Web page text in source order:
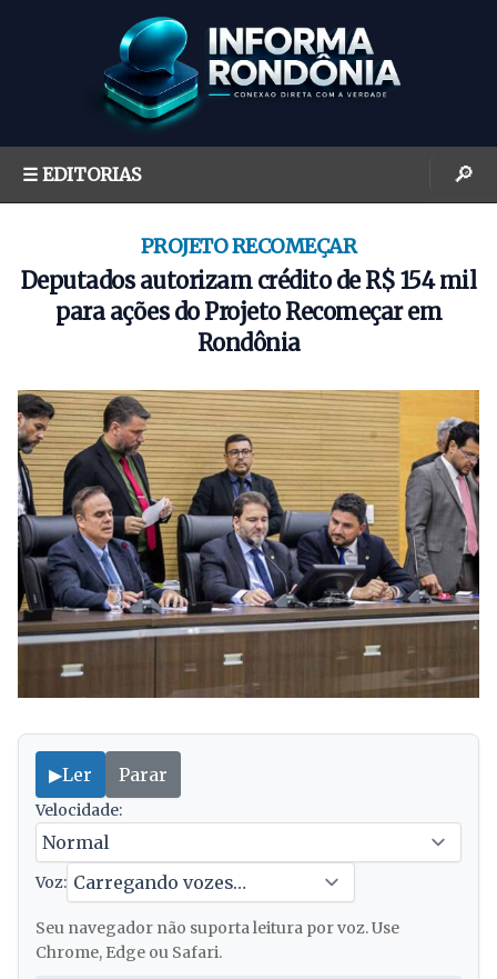
☰ EDITORIAS 🔎
PROJETO RECOMEÇAR
Deputados autorizam crédito de R$ 154 mil
para ações do Projeto Recomeçar em
Rondônia
▶Ler Parar
Velocidade:
Voz:
Seu navegador não suporta leitura por voz. Use
Chrome, Edge ou Safari.